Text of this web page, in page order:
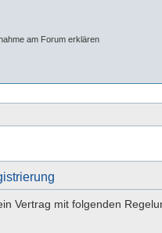
am Forum erklären
Vertrag mit folgenden